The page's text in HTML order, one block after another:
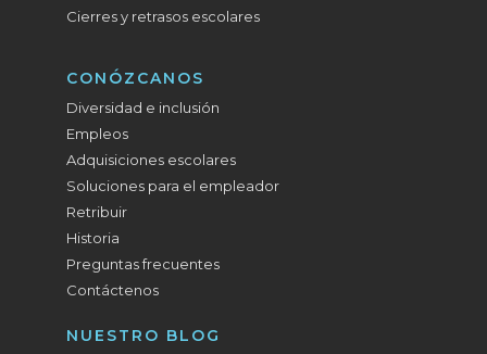
Cierres y retrasos escolares
CONÓZCANOS
Diversidad e inclusión
Empleos
Adquisiciones escolares
Soluciones para el empleador
Retribuir
Historia
Preguntas frecuentes
Contáctenos
NUESTRO BLOG